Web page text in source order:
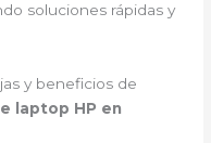
soluciones rápidas y
y beneficios de
laptop HP en